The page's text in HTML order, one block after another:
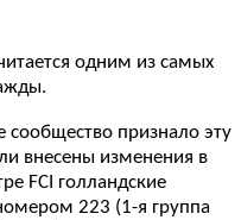
одним из самых
признало эту
внесены изменения в
FCI голландские
223 (1-я группа